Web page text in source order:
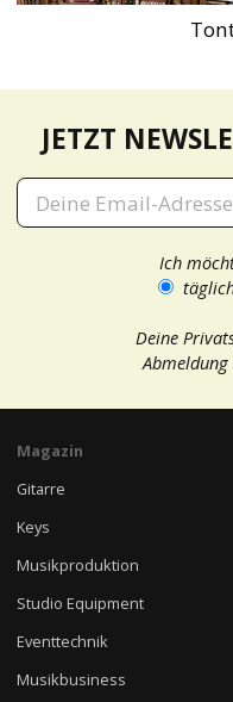
JETZT
Ich
Deine
Magazin
Gitarre
Keys
Musikproduktion
Studio Equipment
Eventtechnik
Musikbusiness